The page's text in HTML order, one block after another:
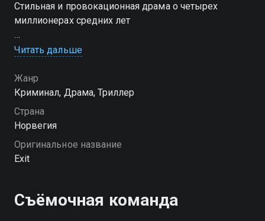
Стильная и провокационная драма о четырех
миллионерах средних лет
Посмотреть онлайн 3 сезон сериала Выход есть вы
качестве на Смотрёшке
Читать дальше
Жанр
Криминал, Драма, Триллер
Страна
Норвегия
Оригинальное название
Exit
Съёмочная команда